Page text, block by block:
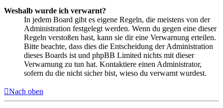
Weshalb wurde ich verwarnt?
In jedem Board gibt es eigene Regeln, die meistens von der
Administration festgelegt werden. Wenn du gegen eine dieser
Regeln verstoßen hast, kann sie dir eine Verwarnung erteilen.
Bitte beachte, dass dies die Entscheidung der Administration
dieses Boards ist und phpBB Limited nichts mit dieser
Verwarnung zu tun hat. Kontaktiere einen Administrator,
sofern du die nicht sicher bist, wieso du verwarnt wurdest.
Nach oben